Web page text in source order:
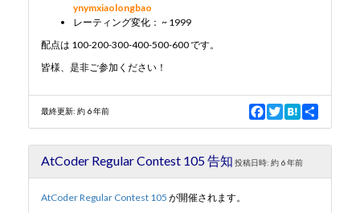
ynymxiaolongbao
レーティング変化： ~ 1999
配点は 100-200-300-400-500-600 です。
皆様、是非ご参加ください！
最終更新: 約 6 年前
F
a
e
b
T
w
t
t
H
a
e
n
h
r
AtCoder Regular Contest 105 告知 投稿日時: 約 6 年前
AtCoder Regular Contest 105 が開催されます。